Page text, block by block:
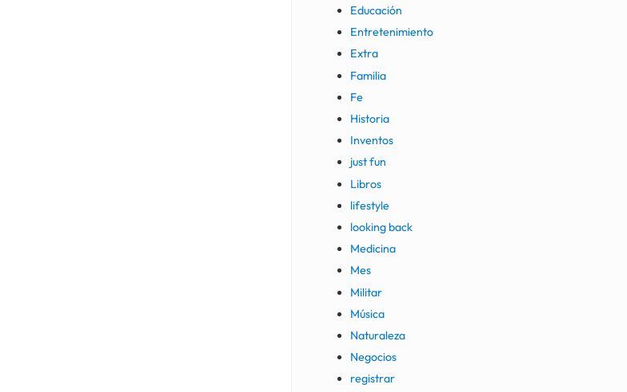
Educación
Entretenimiento
Extra
Familia
Fe
Historia
Inventos
just fun
Libros
lifestyle
looking back
Medicina
Mes
Militar
Música
Naturaleza
Negocios
registrar